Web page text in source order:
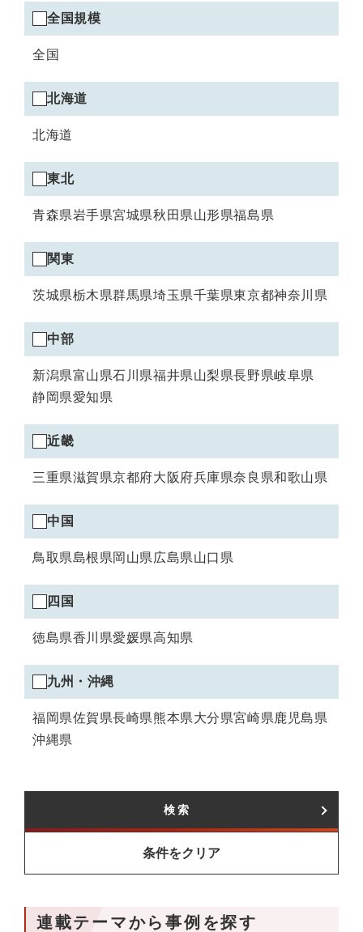
全国規模エリアの選択
全国規模
全国
北海道エリアの選択
北海道
北海道
東北エリアの選択
東北
青森県岩手県宮城県秋田県山形県福島県
関東エリアの選択
関東
茨城県栃木県群馬県埼玉県千葉県東京都神奈川県
中部エリアの選択
中部
新潟県富山県石川県福井県山梨県長野県岐阜県
静岡県愛知県
近畿エリアの選択
近畿
三重県滋賀県京都府大阪府兵庫県奈良県和歌山県
中国エリアの選択
中国
鳥取県島根県岡山県 広島県山口県
四国エリアの選択
四国
徳島県香川県愛媛県高知県
九州・沖縄エリアの選択
九州・沖縄
福岡県佐賀県長崎県熊本県大分県宮崎県鹿児島県
沖縄県
検索
条件をクリア
連載テーマから事例を探す